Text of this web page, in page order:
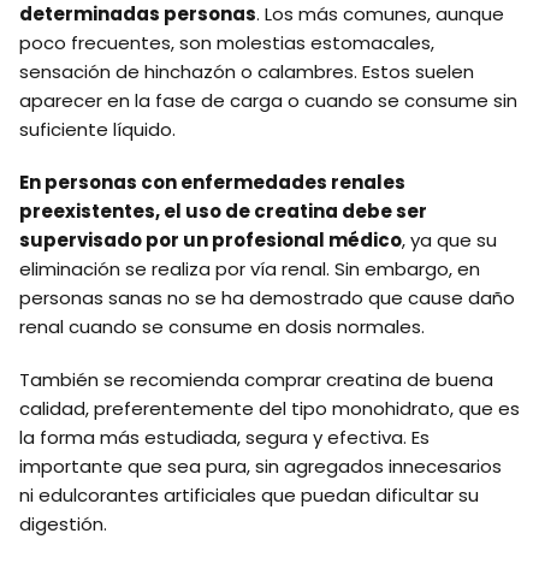
determinadas personas. Los más comunes, aunque
poco frecuentes, son molestias estomacales,
sensación de hinchazón o calambres. Estos suelen
aparecer en la fase de carga o cuando se consume sin
suficiente líquido.
En personas con enfermedades renales
preexistentes, el uso de creatina debe ser
supervisado por un profesional médico, ya que su
eliminación se realiza por vía renal. Sin embargo, en
personas sanas no se ha demostrado que cause daño
renal cuando se consume en dosis normales.
También se recomienda comprar creatina de buena
calidad, preferentemente del tipo monohidrato, que es
la forma más estudiada, segura y efectiva. Es
importante que sea pura, sin agregados innecesarios
ni edulcorantes artificiales que puedan dificultar su
digestión.